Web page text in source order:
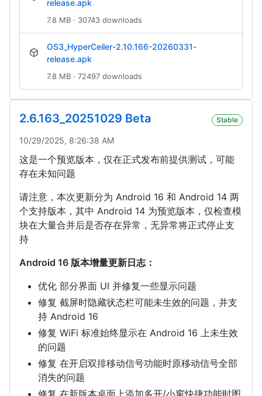
release.apk
7.8 MB · 30743 downloads
OS3_HyperCeiler-2.10.166-20260331-
release.apk
7.8 MB · 72497 downloads
2.6.163_20251029 Beta Stable
10/29/2025, 8:26:38 AM
这是一个预览版本，仅在正式发布前提供测试，可能
存在未知问题
请注意，本次更新分为 Android 16 和 Android 14 两
个支持版本，其中 Android 14 为预览版本，仅检查模
块在大量合并后是否存在异常，无异常将正式停止支
持
Android 16 版本增量更新日志：
优化 部分界面 UI 并修复一些显示问题
修复 截屏时隐藏状态栏可能未生效的问题，并支
持 Android 16
修复 WiFi 标准始终显示在 Android 16 上未生效
的问题
修复 在开启双排移动信号功能时原移动信号全部
消失的问题